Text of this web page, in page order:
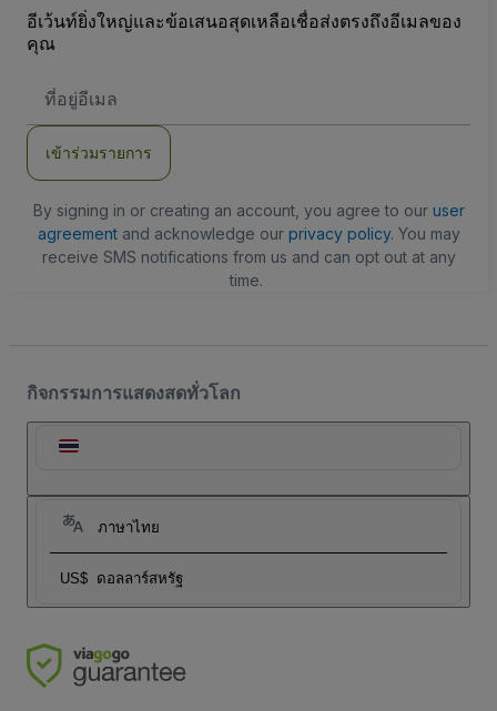
อีเว้นท์ยิ่งใหญ่และข้อเสนอสุดเหลือเชื่อส่งตรงถึงอีเมลของ
คุณ
อยู่
เข้าร่วมรายการ
By signing in or creating an account, you agree to our user
agreementand acknowledge our privacy policy. You may
receive SMS notifications from us and can opt out at any
time.
กิจกรรมการแสดงสดทั่วโลก
ภาษาไทย
US$ ดอลลาร์สหรัฐ